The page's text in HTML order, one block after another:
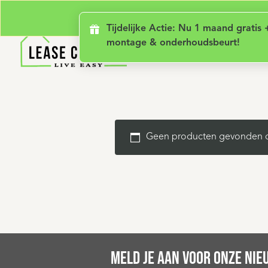
Tijdelijke
Tijdelijke Actie: Nu 1 maand gratis
montage & onderhoudsbeurt!
Geen lening met rente Luxe comfort
Geen producten gevonden
MELD JE AAN VOOR ONZE